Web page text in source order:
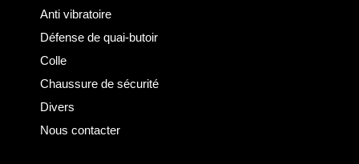
Anti vibratoire
Défense de quai-butoir
Colle
Chaussure de sécurité
Divers
Nous contacter